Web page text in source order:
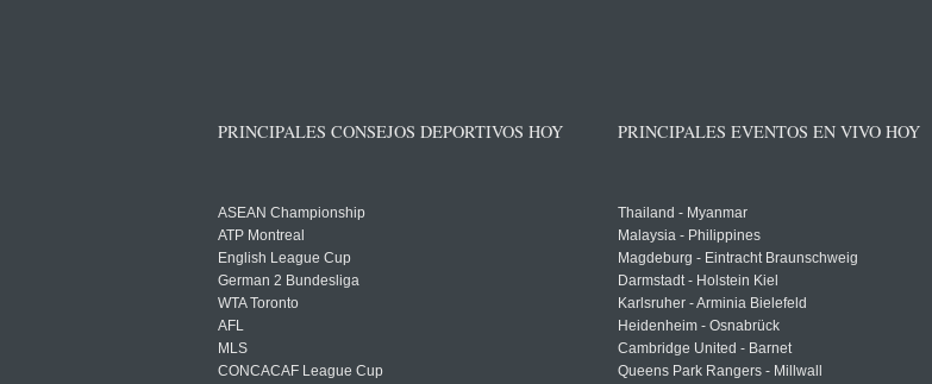
PRINCIPALES CONSEJOS DEPORTIVOS HOY
ASEAN Championship
ATP Montreal
English League Cup
German 2 Bundesliga
WTA Toronto
AFL
MLS
CONCACAF League Cup
PRINCIPALES EVENTOS EN VIVO HOY
Thailand - Myanmar
Malaysia - Philippines
Magdeburg - Eintracht Braunschweig
Darmstadt - Holstein Kiel
Karlsruher - Arminia Bielefeld
Heidenheim - Osnabrück
Cambridge United - Barnet
Queens Park Rangers - Millwall